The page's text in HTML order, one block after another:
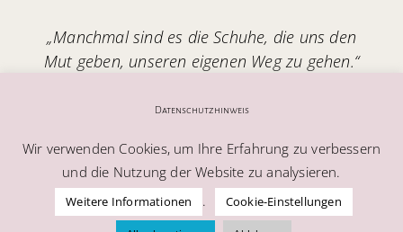
„Manchmal sind es die Schuhe, die uns den
Mut geben, unseren eigenen Weg zu gehen.“
Handgefertigt in Italien – mit Seele.
© Alle Rechte vorbehalten | Melablu AG
Datenschutzhinweis
Wir verwenden Cookies, um Ihre Erfahrung zu verbessern
und die Nutzung der Website zu analysieren.
Weitere Informationen . Cookie-Einstellungen